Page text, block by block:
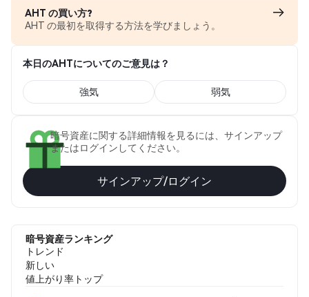
AHT の買い方?
AHT の最初を取得する方法を学びましょう。
本日のAHTについてのご意見は？
強気 弱気
暗号資産に関する詳細情報を見るには、サインアップ
またはログインしてください。
サインアップ/ログイン
暗号資産ランキング
トレンド
新しい
値上がり率トップ